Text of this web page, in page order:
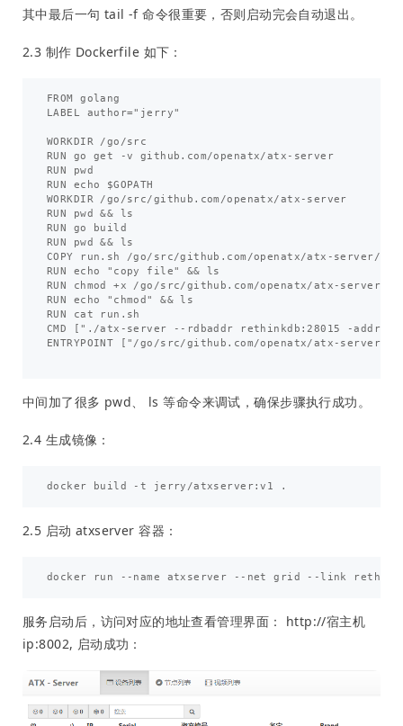
其中最后一句 tail -f 命令很重要，否则启动完会自动退出。
2.3 制作 Dockerfile 如下：
FROM golang
LABEL author="jerry"
WORKDIR /go/src
RUN go get -v github.com/openatx/atx-server
RUN pwd
RUN echo $GOPATH
WORKDIR /go/src/github.com/openatx/atx-server
RUN pwd && ls
RUN go build
RUN pwd && ls
COPY run.sh /go/src/github.com/openatx/atx-server/
RUN echo "copy file" && ls
RUN chmod +x /go/src/github.com/openatx/atx-server/
RUN echo "chmod" && ls
RUN cat run.sh
CMD ["./atx-server --rdbaddr rethinkdb:28015 -addr
ENTRYPOINT ["/go/src/github.com/openatx/atx-server/
中间加了很多 pwd、 ls 等命令来调试，确保步骤执行成功。
2.4 生成镜像：
2.5 启动 atxserver 容器：
服务启动后，访问对应的地址查看管理界面： http://宿主机
ip:8002, 启动成功：